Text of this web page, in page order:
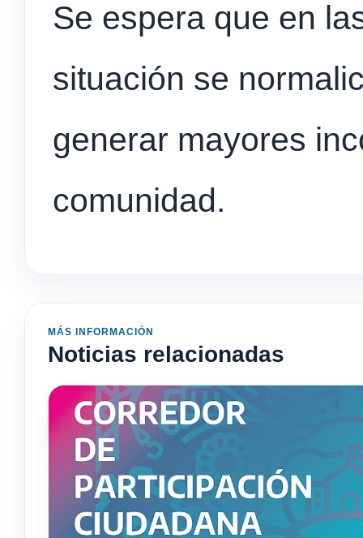
Se espera que en
situación se
generar mayores
comunidad.
MÁS INFORMACIÓN
Noticias relacionadas